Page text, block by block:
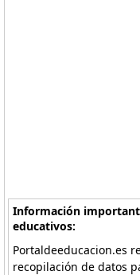
Información
educativos:
Portaldeeducacion.es
recopilación de datos